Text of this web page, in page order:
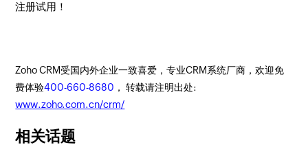
注册试用！
Zoho CRM受国内外企业一致喜爱，专业CRM系统厂商，欢迎免
费体验400-660-8680 ， 转载请注明出处:
www.zoho.com.cn/crm/
相关话题